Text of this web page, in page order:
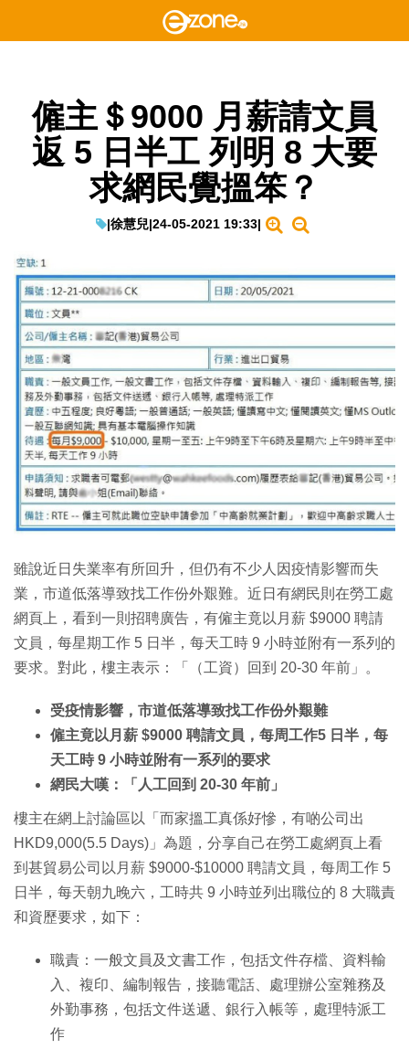
僱主＄9000 月薪請文員
返 5 日半工 列明 8 大要
求網民覺搵笨？
|徐慧兒|24-05-2021 19:33|
雖說近日失業率有所回升，但仍有不少人因疫情影響而失
業，市道低落導致找工作份外艱難。近日有網民則在勞工處
網頁上，看到一則招聘廣告，有僱主竟以月薪 $9000 聘請
文員，每星期工作 5 日半，每天工時 9 小時並附有一系列的
要求。對此，樓主表示：「（工資）回到 20-30 年前」。
受疫情影響，市道低落導致找工作份外艱難
僱主竟以月薪 $9000 聘請文員，每周工作5 日半，每
天工時 9 小時並附有一系列的要求
網民大嘆：「人工回到 20-30 年前」
樓主在網上討論區以「而家搵工真係好慘，有啲公司出
HKD9,000(5.5 Days)」為題，分享自己在勞工處網頁上看
到甚貿易公司以月薪 $9000-$10000 聘請文員，每周工作 5
日半，每天朝九晚六，工時共 9 小時並列出職位的 8 大職責
和資歷要求，如下：
職責：一般文員及文書工作，包括文件存檔、資料輸
入、複印、編制報告，接聽電話、處理辦公室雜務及
外勤事務，包括文件送遞、銀行入帳等，處理特派工
作